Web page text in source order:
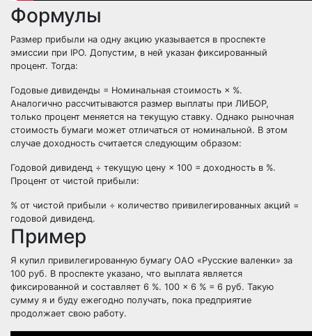
Формулы
Размер прибыли на одну акцию указывается в проспекте
эмиссии при IPO. Допустим, в ней указан фиксированный
процент. Тогда:
Годовые дивиденды = Номинальная стоимость × %.
Аналогично рассчитываются размер выплаты при ЛИБОР,
только процент меняется на текущую ставку. Однако рыночная
стоимость бумаги может отличаться от номинальной. В этом
случае доходность считается следующим образом:
Годовой дивиденд ÷ текущую цену × 100 = доходность в %.
Процент от чистой прибыли:
% от чистой прибыли ÷ количество привилегированных акций =
годовой дивиденд.
Пример
Я купил привилегированную бумагу ОАО «Русские валенки» за
100 руб. В проспекте указано, что выплата является
фиксированной и составляет 6 %. 100 × 6 % = 6 руб. Такую
сумму я и буду ежегодно получать, пока предприятие
продолжает свою работу.